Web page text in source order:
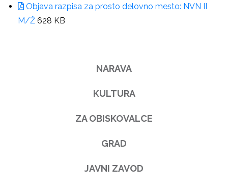
Objava razpisa za prosto delovno mesto: NVN II
M/Ž 628 KB
NARAVA
KULTURA
ZA OBISKOVALCE
GRAD
JAVNI ZAVOD